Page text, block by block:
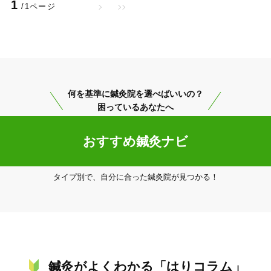
駅近 往療あり
バリアフリー 個室完備
1 /1ページ
何を基準に鍼灸院を選べばいいの？
困っているあなたへ
おすすめ鍼灸ナビ
タイプ別で、自分に合った鍼灸院が見つかる！
鍼灸がよくわかる「はりコラム」